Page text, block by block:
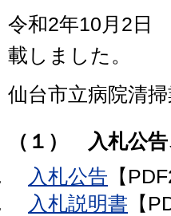
令和2年10月2日
載しました。
仙台市立病院清
（１） 入札公
入札公告 【
入札説明書 【